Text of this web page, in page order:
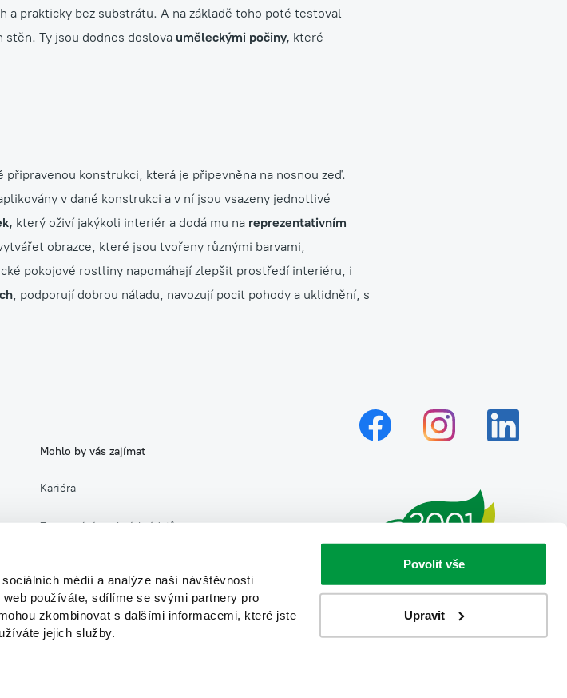
médií a analýze naší návštěvnosti
používáte, sdílíme se svými partnery pro
zkombinovat s dalšími informacemi, které jste
jejich služby.
Povolit vše
Upravit
prakticky bez substrátu. A na základě toho poté testoval
Ty jsou dodnes doslova uměleckými počiny, které
konstrukci, která je připevněna na nosnou zeď.
v dané konstrukci a v ní jsou vsazeny jednotlivé
který oživí jakýkoli interiér a dodá mu na reprezentativním
obrazce, které jsou tvořeny různými barvami,
pokojové rostliny napomáhají zlepšit prostředí interiéru, i
, podporují dobrou náladu, navozují pocit pohody a uklidnění, s
Mohlo by vás zajímat
Kariéra
Zpracování osobních údajů